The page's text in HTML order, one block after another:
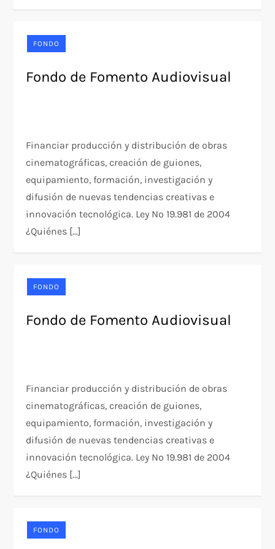
FONDO
Fondo de Fomento Audiovisual
Financiar producción y distribución de obras
cinematográficas, creación de guiones,
equipamiento, formación, investigación y
difusión de nuevas tendencias creativas e
innovación tecnológica. Ley Nº 19.981 de 2004
¿Quiénes […]
FONDO
Fondo de Fomento Audiovisual
Financiar producción y distribución de obras
cinematográficas, creación de guiones,
equipamiento, formación, investigación y
difusión de nuevas tendencias creativas e
innovación tecnológica. Ley Nº 19.981 de 2004
¿Quiénes […]
FONDO